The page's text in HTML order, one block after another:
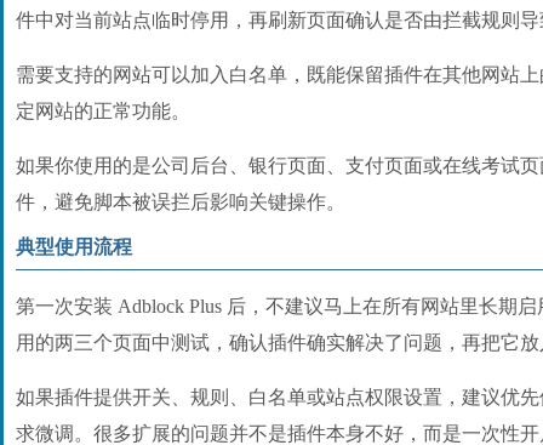
件中对当前站点临时停用，再刷新页面确认是否由拦截规则
需要支持的网站可以加入白名单，既能保留插件在其他网站
定网站的正常功能。
如果你使用的是公司后台、银行页面、支付页面或在线考试
件，避免脚本被误拦后影响关键操作。
典型使用流程
第一次安装 Adblock Plus 后，不建议马上在所有网站里长期
用的两三个页面中测试，确认插件确实解决了问题，再把它
如果插件提供开关、规则、白名单或站点权限设置，建议优
求微调。很多扩展的问题并不是插件本身不好，而是一次性